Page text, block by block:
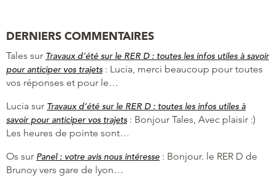
DERNIERS COMMENTAIRES
Tales sur Travaux d’été sur le RER D : toutes les infos utiles à savoir
pour anticiper vos trajets : Lucia, merci beaucoup pour toutes
vos réponses et pour le…
Lucia sur Travaux d’été sur le RER D : toutes les infos utiles à
savoir pour anticiper vos trajets : Bonjour Tales, Avec plaisir :)
Les heures de pointe sont…
Os sur Panel : votre avis nous intéresse : Bonjour. le RER D de
Brunoy vers gare de lyon…